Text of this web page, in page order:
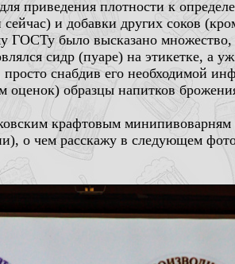
приведения плотности к
и добавки других соков
ГОСТу было высказано множество,
сидр (пуаре) на этикетке, а
снабдив его необходимой
оценок) образцы напитков
крафтовым
о чем расскажу в следующем